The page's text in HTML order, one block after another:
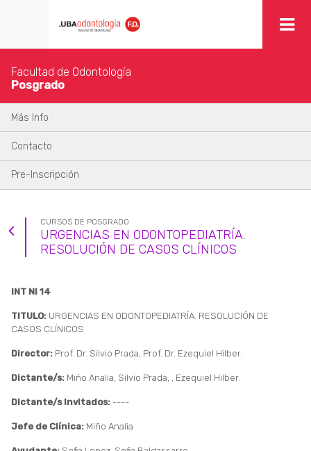
Facultad de Odontología
Posgrado
Más Info
Contacto
Pre-Inscripción
CURSOS DE POSGRADO
URGENCIAS EN ODONTOPEDIATRÍA.
RESOLUCIÓN DE CASOS CLÍNICOS
INT NI 14
TITULO: URGENCIAS EN ODONTOPEDIATRÍA. RESOLUCIÓN DE
CASOS CLÍNICOS
Director: Prof. Dr. Silvio Prada, Prof. Dr. Ezequiel Hilber.
Dictante/s: Miño Analia, Silvio Prada, , Ezequiel Hilber.
Dictante/s Invitados: ----
Jefe de Clínica: Miño Analia